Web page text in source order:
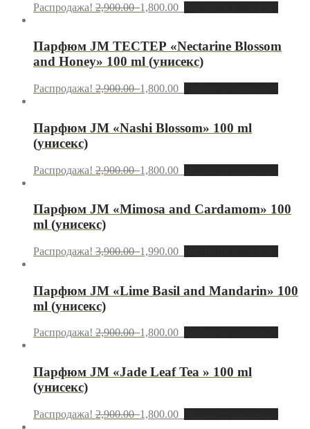
Распродажа! 2,900.001,800.00
Парфюм JM ТЕСТЕР «Nectarine Blossom
and Honey» 100 ml (унисекс)
Распродажа! 2,900.001,800.00
Парфюм JМ «Nashi Blossom» 100 ml
(унисекс)
Распродажа! 2,900.001,800.00
Парфюм JМ «Mimosa and Cardamom» 100
ml (унисекс)
Распродажа! 3,900.001,990.00
Парфюм JM «Lime Basil and Mandarin» 100
ml (унисекс)
Распродажа! 2,900.001,800.00
Парфюм JM «Jade Leaf Tea » 100 ml
(унисекс)
Распродажа! 2,900.001,800.00